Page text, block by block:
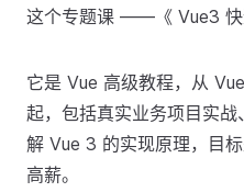
这个专题课 ——《 Vue3 快
它是 Vue 高级教程，从
起，包括真实业务项目实
解 Vue 3 的实现原理，目
高薪。